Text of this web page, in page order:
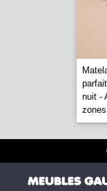
nuit -